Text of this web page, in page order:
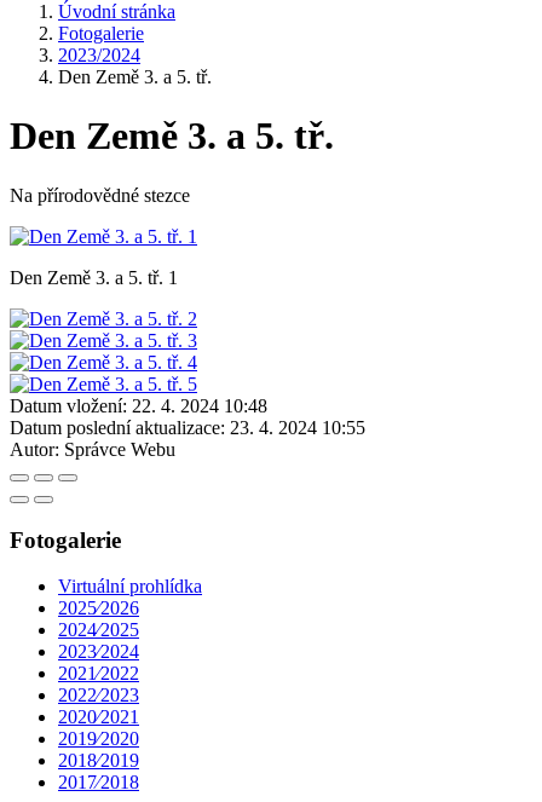
Úvodní stránka
Fotogalerie
2023/2024
Den Země 3. a 5. tř.
Den Země 3. a 5. tř.
Na přírodovědné stezce
Den Země 3. a 5. tř. 1
Datum vložení: 22. 4. 2024 10:48
Datum poslední aktualizace: 23. 4. 2024 10:55
Autor: Správce Webu
Fotogalerie
Virtuální prohlídka
2025⁄2026
2024⁄2025
2023⁄2024
2021⁄2022
2022⁄2023
2020⁄2021
2019⁄2020
2018⁄2019
2017⁄2018